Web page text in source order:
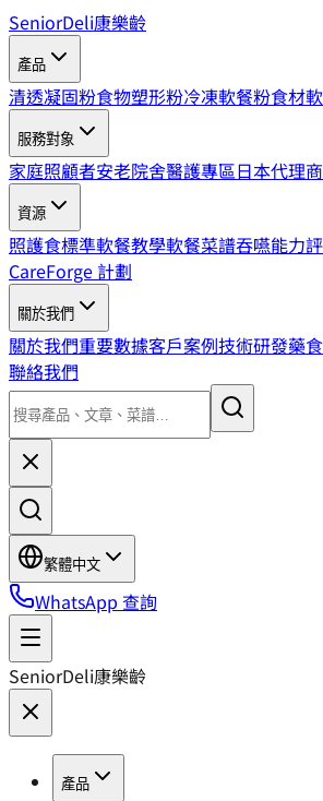
SeniorDeli康樂齡
產品
清透凝固粉食物塑形粉冷凍軟餐粉食材
服務對象
家庭照顧者安老院舍醫護專區日本代理商
資源
照護食標準軟餐教學軟餐菜譜吞嚥能力
CareForge 計劃
關於我們
關於我們重要數據客戶案例技術研發藥
聯絡我們
繁體中文
WhatsApp 查詢
SeniorDeli康樂齡
產品